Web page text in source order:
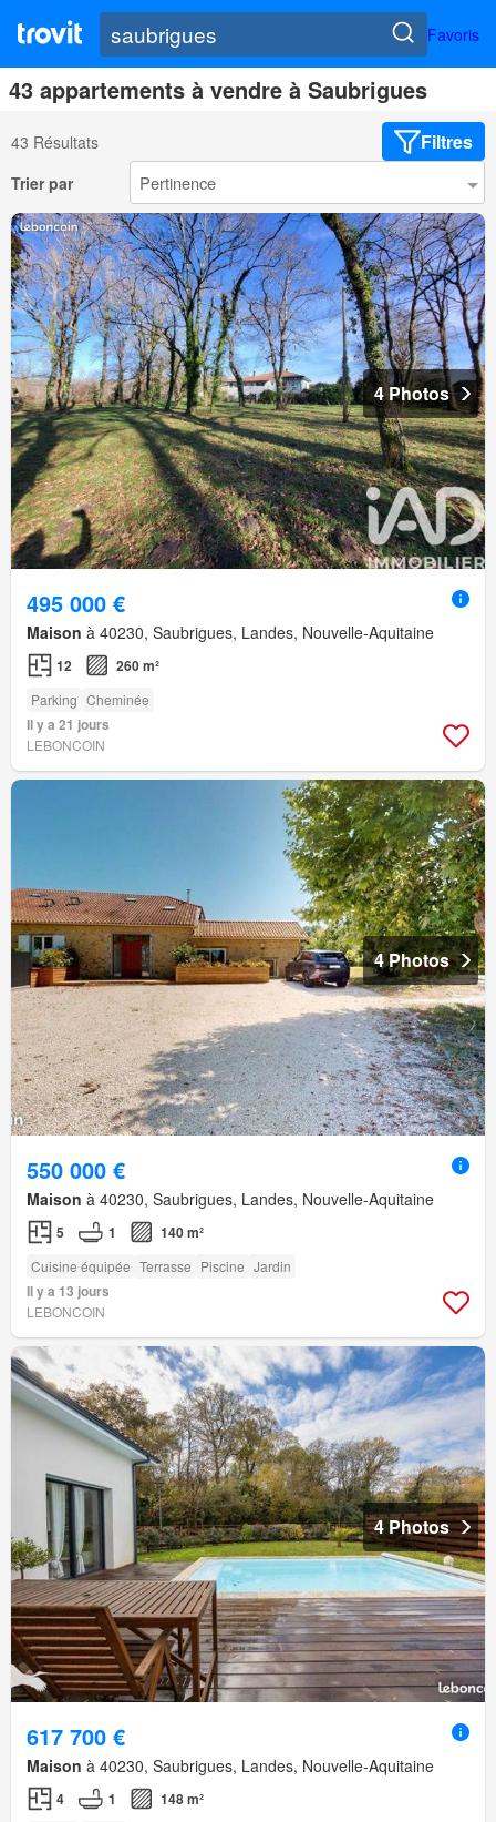
Favoris
43 appartements à vendre à Saubrigues
43 Résultats Filtres
Trier par
4 Photos
495 000 €
Maison à 40230, Saubrigues, Landes, Nouvelle-Aquitaine
12 260 m²
Parking Cheminée
Il y a 21 jours
LEBONCOIN
4 Photos
550 000 €
Maison à 40230, Saubrigues, Landes, Nouvelle-Aquitaine
5 1 140 m²
Cuisine équipée Terrasse Piscine Jardin
Il y a 13 jours
LEBONCOIN
4 Photos
617 700 €
Maison à 40230, Saubrigues, Landes, Nouvelle-Aquitaine
4 1 148 m²